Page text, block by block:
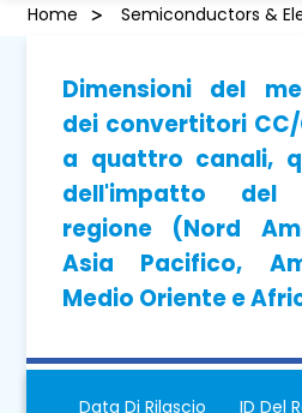
Home Semiconductors &
Dimensioni del
dei convertitori
a quattro canali,
dell'impatto del
regione (Nord
Asia Pacifico,
Medio Oriente e
Data Di Rilascio
ID Del